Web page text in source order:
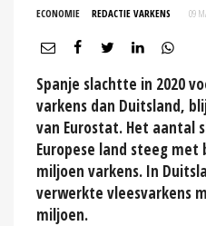
ECONOMIE REDACTIE VARKENS 09
Spanje slachtte in 2020
varkens dan Duitsland,
van Eurostat. Het aantal
Europese land steeg met
miljoen varkens. In
verwerkte vleesvarkens
miljoen.